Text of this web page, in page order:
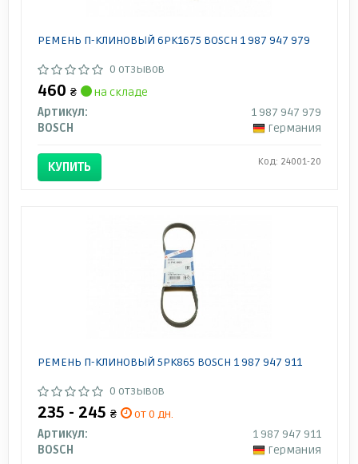
РЕМЕНЬ П-КЛИНОВЫЙ 6PK1675 BOSCH 1 987 947 979
0 отзывов
460 ₴
на складе
Артикул:
1 987 947 979
BOSCH
Германия
КУПИТЬ Код: 24001-20
РЕМЕНЬ П-КЛИНОВЫЙ 5PK865 BOSCH 1 987 947 911
0 отзывов
235 - 245 ₴
от 0 дн.
Артикул:
1 987 947 911
BOSCH
Германия